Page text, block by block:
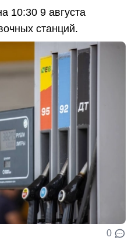
10:30 9 августа
станций.
0